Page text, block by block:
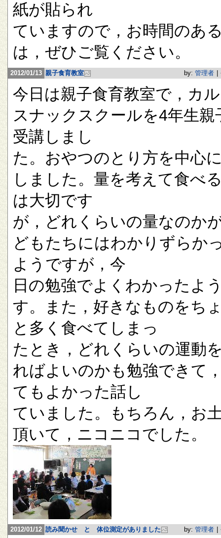
紙が貼られ
ていますので，お時間のあ
は，ぜひご覧ください。
2012/01/13 親子食育教室 by: 管理者
今日は親子食育教室で，カ
スナックスクールを4年生親
受講しまし
た。おやつのとり方を中心
しました。量を考えて食べ
は大切です
が，どれくらいの量なのか
どもたちにはわかりずらか
ようですが，今
日の勉強でよくわかったよ
す。また，好きなものをち
と多く食べてしまっ
たとき，どれくらいの運動
ればよいのかも勉強できて
てもよかった話し
ていました。もちろん，お
頂いて，ニコニコでした。
2012/01/12 読み聞かせ と 体位測定がありました by: 管理者